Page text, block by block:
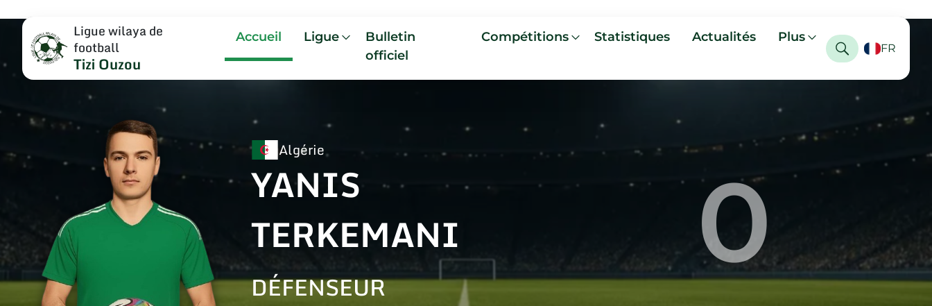
Ligue wilaya de
football
Tizi Ouzou
Accueil Ligue
Bulletin
officiel
Compétitions Statistiques Actualités Plus
FR
Algérie
YANIS
TERKEMANI
DÉFENSEUR 0